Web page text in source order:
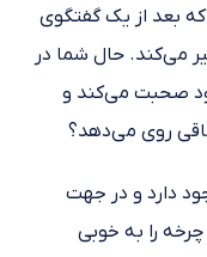
که بعد از یک گفتگوی
می‌کند. حال شما در
خود صحبت می‌کند و
روی می‌دهد؟
دارد و در جهت
را به خوبی